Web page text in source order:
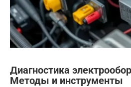
Диагностика
Методы и инструменты